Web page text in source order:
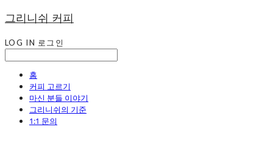
그리니쉬 커피
LOG IN 로그인
홈
커피 고르기
마신 분들 이야기
그리니쉬의 기준
1:1 문의